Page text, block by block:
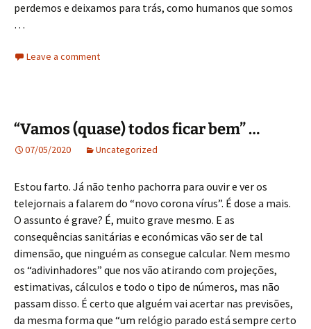
perdemos e deixamos para trás, como humanos que somos
…
Leave a comment
“Vamos (quase) todos ficar bem” …
07/05/2020 Uncategorized
Estou farto. Já não tenho pachorra para ouvir e ver os
telejornais a falarem do “novo corona vírus”. É dose a mais.
O assunto é grave? É, muito grave mesmo. E as
consequências sanitárias e económicas vão ser de tal
dimensão, que ninguém as consegue calcular. Nem mesmo
os “adivinhadores” que nos vão atirando com projeções,
estimativas, cálculos e todo o tipo de números, mas não
passam disso. É certo que alguém vai acertar nas previsões,
da mesma forma que “um relógio parado está sempre certo